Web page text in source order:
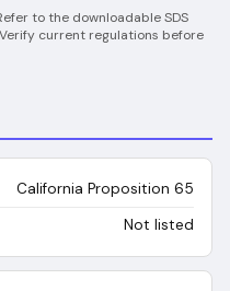
to the downloadable SDS
current regulations before
California Proposition 65
Not listed